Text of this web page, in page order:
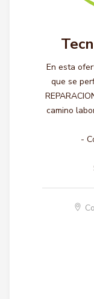
En esta
que se
camino
-